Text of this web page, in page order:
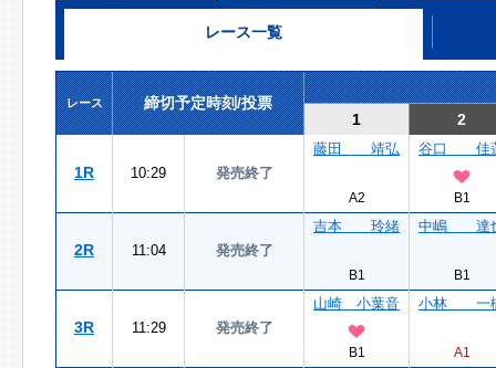
レース一覧
レース
締切予定時刻/投票
1
2
1R 10:29 発売終了
藤田 靖弘
A2
谷口 佳
B1
2R 11:04 発売終了
吉本 玲緒
B1
中嶋 達
B1
3R 11:29 発売終了
山崎 小葉音
B1
小林 一
A1